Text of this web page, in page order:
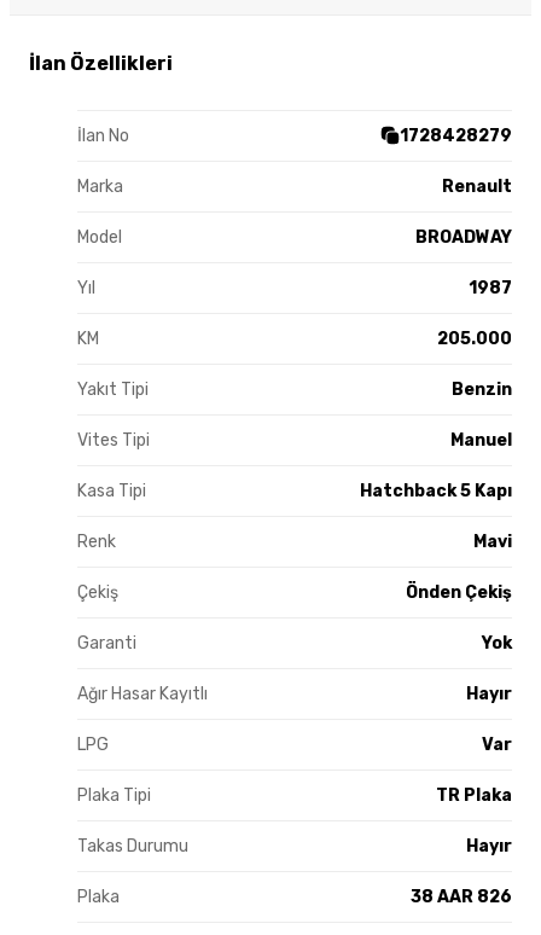
İlan Özellikleri
İlan No 1728428279
Marka Renault
Model BROADWAY
Yıl 1987
KM 205.000
Yakıt Tipi Benzin
Vites Tipi Manuel
Kasa Tipi Hatchback 5 Kapı
Renk Mavi
Çekiş Önden Çekiş
Garanti Yok
Ağır Hasar Kayıtlı Hayır
LPG Var
Plaka Tipi TR Plaka
Takas Durumu Hayır
Plaka 38 AAR 826